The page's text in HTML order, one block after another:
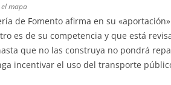
mapa
de Fomento afirma en su
es de su competencia y que está
que no las construya no pondrá
incentivar el uso del transporte